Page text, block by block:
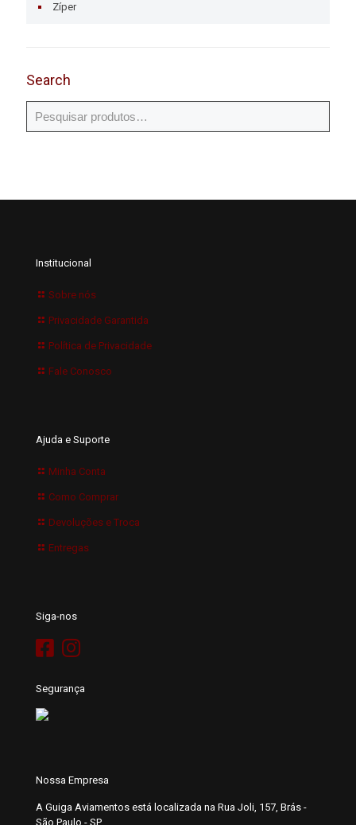
Zíper
Search
Institucional
Sobre nós
Privacidade Garantida
Política de Privacidade
Fale Conosco
Ajuda e Suporte
Minha Conta
Como Comprar
Devoluções e Troca
Entregas
Siga-nos
Segurança
Nossa Empresa
A Guiga Aviamentos está localizada na Rua Joli, 157, Brás -
São Paulo - SP